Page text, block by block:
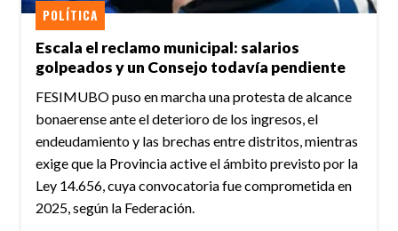
Escala el reclamo municipal: salarios
golpeados y un Consejo todavía pendiente
POLÍTICA
FESIMUBO puso en marcha una protesta de alcance
bonaerense ante el deterioro de los ingresos, el
endeudamiento y las brechas entre distritos, mientras
exige que la Provincia active el ámbito previsto por la
Ley 14.656, cuya convocatoria fue comprometida en
2025, según la Federación.